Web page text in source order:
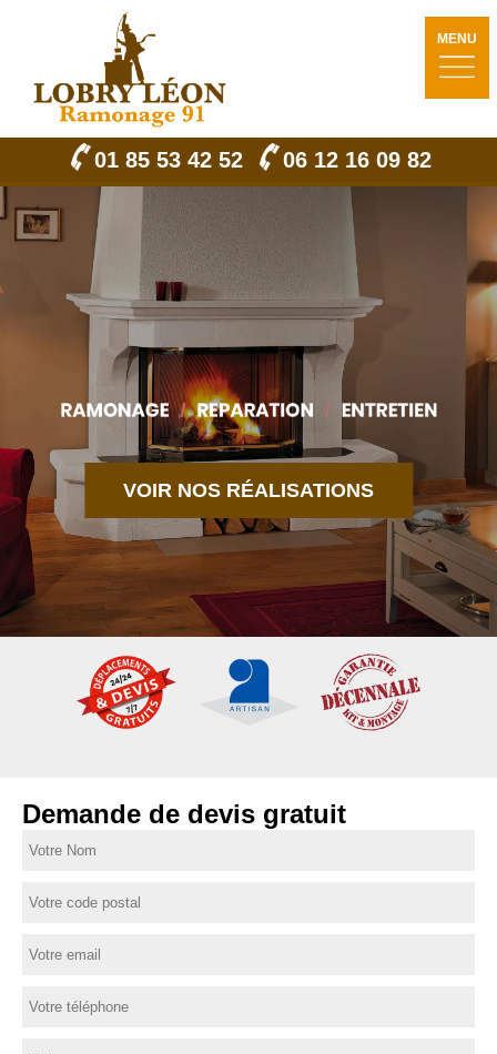
MENU
01 85 53 42 52 06 12 16 09 82
VOIR NOS RÉALISATIONS
Demande de devis gratuit